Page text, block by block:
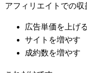
アフィリエイトでの
広告単価を上げる
サイトを増やす
成約数を増やす